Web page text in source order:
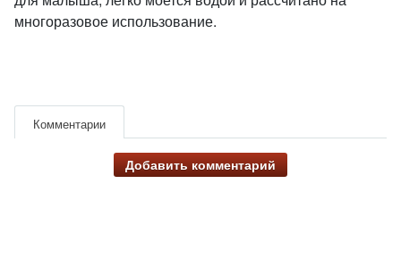
многоразовое использование.
Комментарии
Добавить комментарий